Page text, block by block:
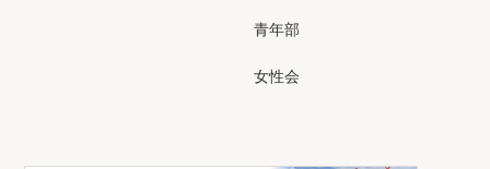
青年部
女性会